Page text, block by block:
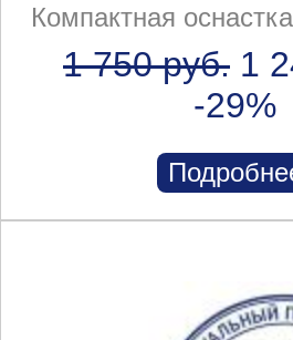
Компактная
1 750 руб. 1
-29%